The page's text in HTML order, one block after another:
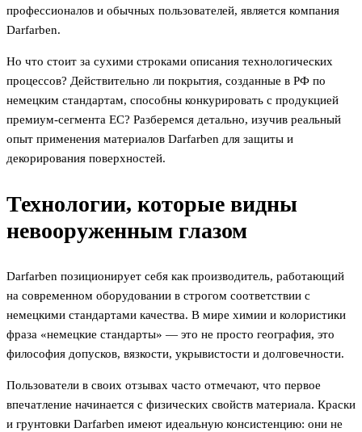
профессионалов и обычных пользователей, является компания
Darfarben.
Но что стоит за сухими строками описания технологических
процессов? Действительно ли покрытия, созданные в РФ по
немецким стандартам, способны конкурировать с продукцией
премиум-сегмента ЕС? Разберемся детально, изучив реальный
опыт применения материалов Darfarben для защиты и
декорирования поверхностей.
Технологии, которые видны
невооруженным глазом
Darfarben позиционирует себя как производитель, работающий
на современном оборудовании в строгом соответствии с
немецкими стандартами качества. В мире химии и колористики
фраза «немецкие стандарты» — это не просто география, это
философия допусков, вязкости, укрывистости и долговечности.
Пользователи в своих отзывах часто отмечают, что первое
впечатление начинается с физических свойств материала. Краски
и грунтовки Darfarben имеют идеальную консистенцию: они не